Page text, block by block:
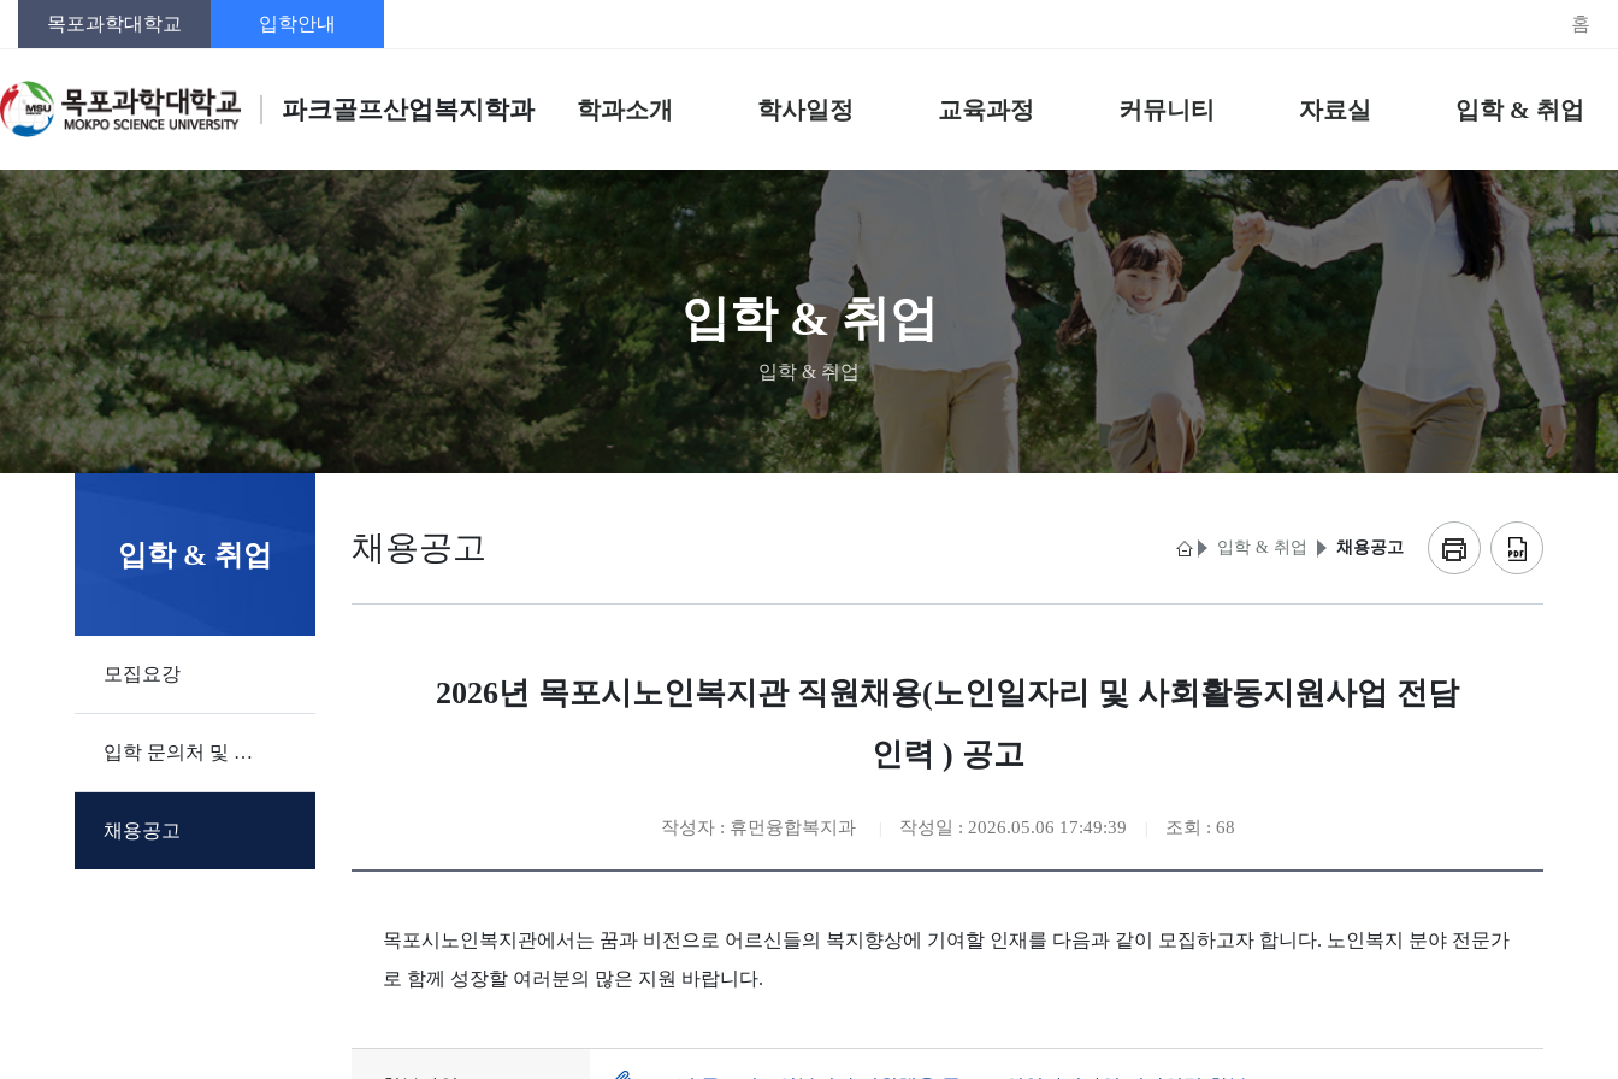
목포과학대학교 입학안내 홈
파크골프산업복지학과 학과소개 학사일정 교육과정 커뮤니티 자료실 입학 & 취업
입학 & 취업
입학 & 취업
입학 & 취업
모집요강
입학 문의처 및 입학원서
채용공고
채용공고 입학 & 취업 채용공고
2026년 목포시노인복지관 직원채용(노인일자리 및 사회활동지원사업 전담
인력 ) 공고
작성자 : 휴먼융합복지과 작성일 : 2026.05.06 17:49:39 조회 : 68
목포시노인복지관에서는 꿈과 비전으로 어르신들의 복지향상에 기여할 인재를 다음과 같이 모집하고자 합니다. 노인복지 분야 전문가
로 함께 성장할 여러분의 많은 지원 바랍니다.